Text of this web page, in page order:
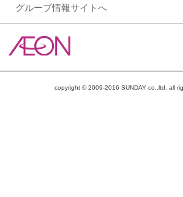
グループ情報サイトへ
copyright © 2009-2016 SUNDAY co.,ltd. all